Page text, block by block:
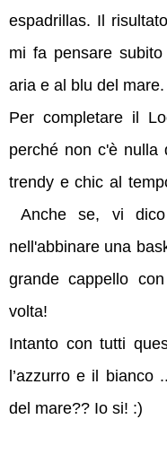
espadrillas. Il
mi fa pensare
aria e al blu del mare.
Per completare il
perché non c'è nulla
trendy e chic al
Anche se, vi
nell'abbinare una
grande cappello
volta!
Intanto con tutti
l’azzurro e il bianco
del mare?? Io si! :)